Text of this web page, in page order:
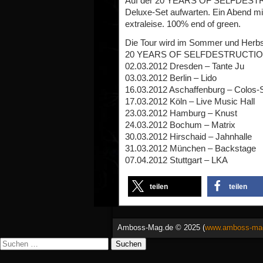
Deluxe-Set aufwarten. Ein Abend
extraleise. 100% end of green.
Die Tour wird im Sommer und
20 YEARS OF
02.03.2012 Dresden – Tante Ju
03.03.2012 Berlin – Lido
16.03.2012 Aschaffenburg – Colos-
17.03.2012 Köln – Live Music Hall
23.03.2012 Hamburg – Knust
24.03.2012 Bochum – Matrix
30.03.2012 Hirschaid – Jahnhalle
31.03.2012 München – Backstage
07.04.2012 Stuttgart – LKA
teilen teilen
Amboss-Mag.de © 2025 (www.amboss-